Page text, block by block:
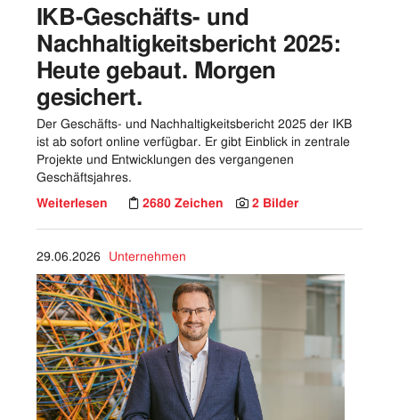
Kontakt
IKB-Geschäfts- und
Nachhaltigkeitsbericht 2025:
Heute gebaut. Morgen
gesichert.
Der Geschäfts- und Nachhaltigkeitsbericht 2025 der IKB
ist ab sofort online verfügbar. Er gibt Einblick in zentrale
Projekte und Entwicklungen des vergangenen
Geschäftsjahres.
Weiterlesen
2680 Zeichen 2 Bilder
29.06.2026 Unternehmen